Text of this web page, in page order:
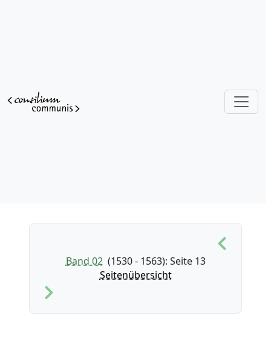
Band 02 (1530 - 1563): Seite 13
Seitenübersicht